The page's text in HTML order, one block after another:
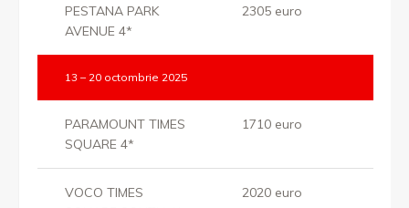
PESTANA PARK
AVENUE 4*
2305 euro
13 – 20 octombrie 2025
PARAMOUNT TIMES
SQUARE 4*
1710 euro
VOCO TIMES
2020 euro